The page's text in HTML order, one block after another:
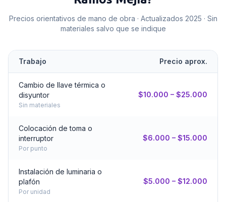
Precios orientativos de mano de obra · Actualizados 2025 · Sin
materiales salvo que se indique
Trabajo Precio aprox.
Cambio de llave térmica o
disyuntor
Sin materiales
$10.000 – $25.000
Colocación de toma o
interruptor
Por punto
$6.000 – $15.000
Instalación de luminaria o
plafón
Por unidad
$5.000 – $12.000